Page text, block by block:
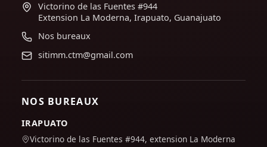
Victorino de las Fuentes #944
Extension La Moderna, Irapuato, Guanajuato
Nos bureaux
sitimm.ctm@gmail.com
NOS BUREAUX
IRAPUATO
Victorino de las Fuentes #944, extension La Moderna